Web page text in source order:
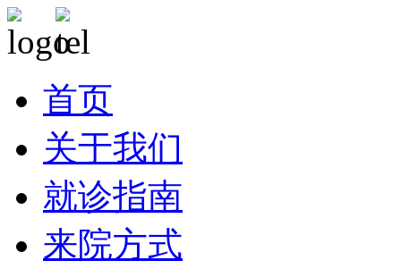
首页
关于我们
就诊指南
来院方式